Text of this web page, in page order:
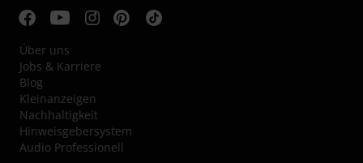
Über uns
Jobs & Karriere
Blog
Kleinanzeigen
Nachhaltigkeit
Hinweisgebersystem
Audio Professionell